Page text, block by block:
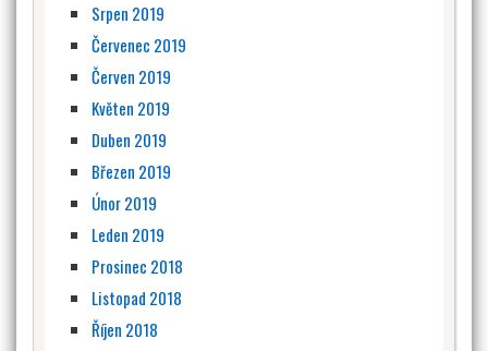
Srpen 2019
Červenec 2019
Červen 2019
Květen 2019
Duben 2019
Březen 2019
Únor 2019
Leden 2019
Prosinec 2018
Listopad 2018
Říjen 2018